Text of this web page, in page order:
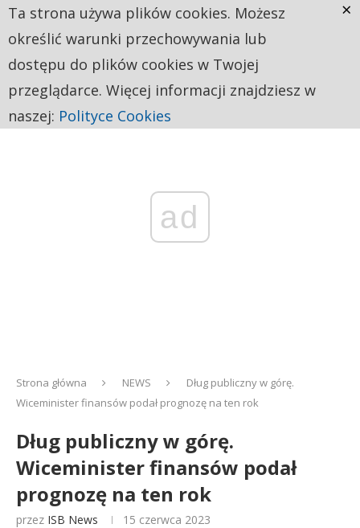
ad
Strona główna NEWS
Dług publiczny w górę.
Wiceminister finansów podał prognozę na ten rok
Dług publiczny w górę.
Wiceminister finansów podał
prognozę na ten rok
przez ISB News 15 czerwca 2023
Ta strona używa plików cookies. Możesz
określić warunki przechowywania lub
dostępu do plików cookies w Twojej
przeglądarce. Więcej informacji znajdziesz w
naszej: Polityce Cookies
×